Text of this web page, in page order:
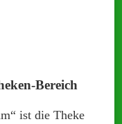
Bereich
ist die Theke